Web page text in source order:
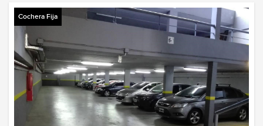
Cochera Fija